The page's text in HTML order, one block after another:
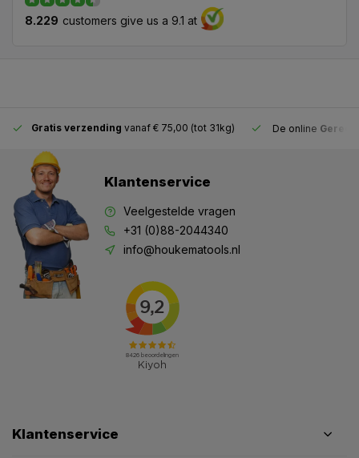
8.229 customers give us a 9.1 at
Gratis verzending vanaf € 75,00 (tot 31kg) De online
Klantenservice
Veelgestelde vragen
+31 (0)88-2044340
info@houkematools.nl
Klantenservice